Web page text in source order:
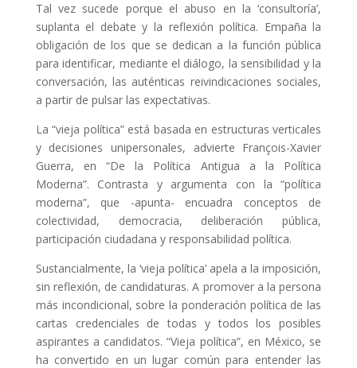
Tal vez sucede porque el abuso en la ‘consultoría’,
suplanta el debate y la reflexión política. Empaña la
obligación de los que se dedican a la función pública
para identificar, mediante el diálogo, la sensibilidad y la
conversación, las auténticas reivindicaciones sociales,
a partir de pulsar las expectativas.
La “vieja política” está basada en estructuras verticales
y decisiones unipersonales, advierte François-Xavier
Guerra, en “De la Política Antigua a la Política
Moderna”. Contrasta y argumenta con la “política
moderna”, que -apunta- encuadra conceptos de
colectividad, democracia, deliberación pública,
participación ciudadana y responsabilidad política.
Sustancialmente, la ‘vieja política’ apela a la imposición,
sin reflexión, de candidaturas. A promover a la persona
más incondicional, sobre la ponderación política de las
cartas credenciales de todas y todos los posibles
aspirantes a candidatos. “Vieja política”, en México, se
ha convertido en un lugar común para entender las